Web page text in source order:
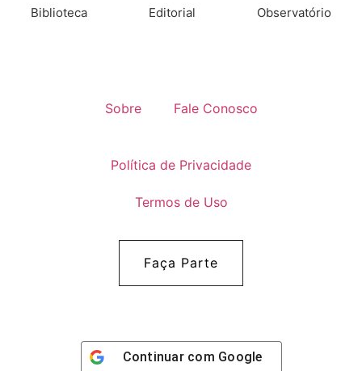
Biblioteca Editorial Observatório
Sobre Fale Conosco
Política de Privacidade
Termos de Uso
Faça Parte
Continuar com Google